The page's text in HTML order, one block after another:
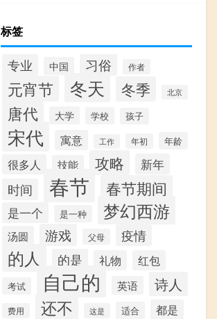
标签
专业 中国 习俗 作者
元宵节 冬天 冬季 北京
唐代 大学 学校 孩子
宋代 寓意 工作 年初 年龄
很多人 技能 攻略 新年
时间 春节 春节期间
是一个 是一种 梦幻西游
汤圆 游戏 父母 疫情
的人 的是 礼物 红包
考试 自己的 英语 诗人
费用 还不 这是 适合 都是